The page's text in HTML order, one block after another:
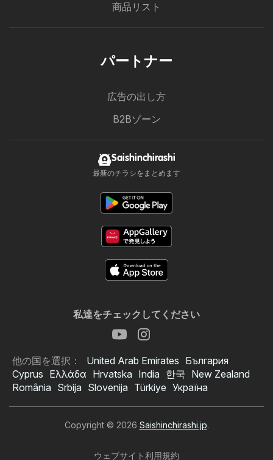
商品リスト
パートナー
広告の出し方
B2Bゾーン
Saishinchirashi
最新のチラシをまとめます
私達をチェックしてください
他の国を選択： United Arab Emirates България
Cyprus Ελλάδα Hrvatska India 한국 New Zealand
România Srbija Slovenija Türkiye Україна
Copyright © 2026 Saishinchirashi.jp.
ウェブサイト利用規約